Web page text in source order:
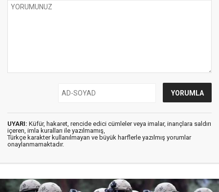
UYARI: Küfür, hakaret, rencide edici cümleler veya imalar, inançlara saldırı
içeren, imla kuralları ile yazılmamış,
Türkçe karakter kullanılmayan ve büyük harflerle yazılmış yorumlar
onaylanmamaktadır.